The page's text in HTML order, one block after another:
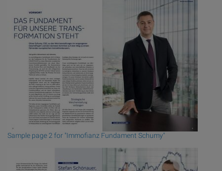
Sample page 2 for "Immofianz Fundament Schumy"